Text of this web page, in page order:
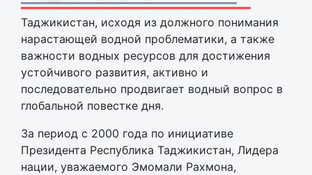
Таджикистан, исходя из должного понимания
нарастающей водной проблематики, а также
важности водных ресурсов для достижения
устойчивого развития, активно и
последовательно продвигает водный вопрос в
глобальной повестке дня.
За период с 2000 года по инициативе
Президента Республика Таджикистан, Лидера
нации, уважаемого Эмомали Рахмона,